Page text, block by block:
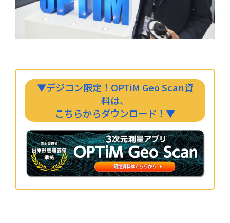
▼デジコン限定！OPTiM Geo Scan資
料は、
こちらからダウンロード！▼